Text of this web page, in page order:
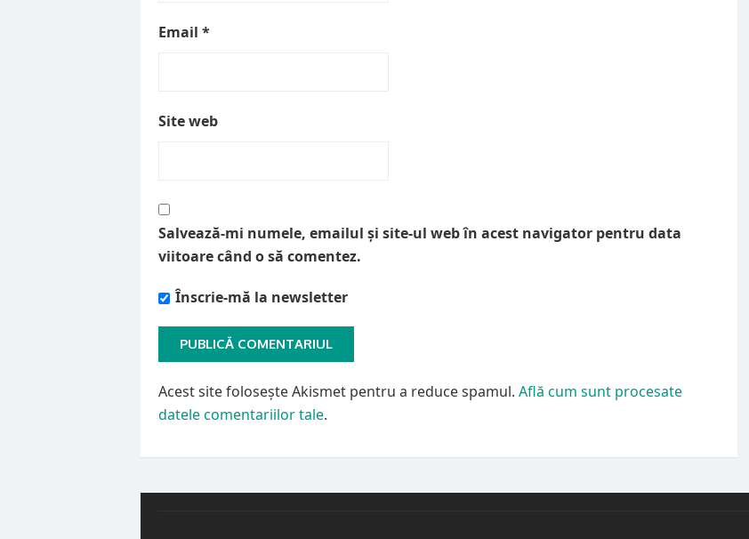
Email *
Site web
Salvează-mi numele, emailul și site-ul web în acest navigator pentru data
viitoare când o să comentez.
Înscrie-mă la newsletter
Acest site folosește Akismet pentru a reduce spamul. Află cum sunt procesate
datele comentariilor tale.